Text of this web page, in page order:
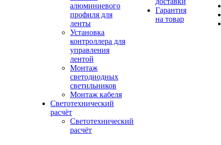
алюминиевого
профиля для
ленты
Установка
контроллера для
управления
лентой
Монтаж
светодиодных
светильников
Монтаж кабеля
Светотехнический
расчёт
Светотехнический
расчёт
Гарантия
на товар